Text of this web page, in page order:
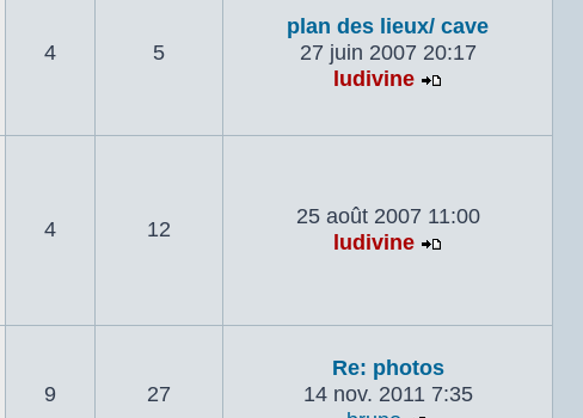
4 5
plan des lieux/ cave
27 juin 2007 20:17
ludivine
4 12
25 août 2007 11:00
ludivine
9 27
Re: photos
14 nov. 2011 7:35